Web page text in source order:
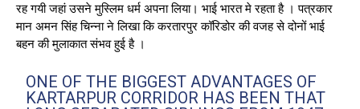
रह गयी जहां उसने मुस्लिम धर्म अपना लिया। भाई भारत मे रहता है । पत्रकार
मान अमन सिंह चिन्ना ने लिखा कि करतारपुर कॉरिडोर की वजह से दोनों भाई
बहन की मुलाकात संभव हुई है ।
ONE OF THE BIGGEST ADVANTAGES OF
KARTARPUR CORRIDOR HAS BEEN THAT